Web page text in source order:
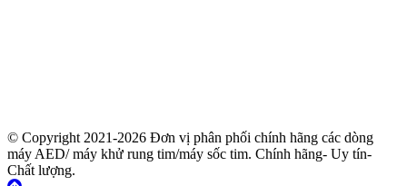
© Copyright 2021-2026 Đơn vị phân phối chính hãng các dòng
máy AED/ máy khử rung tim/máy sốc tim. Chính hãng- Uy tín-
Chất lượng.